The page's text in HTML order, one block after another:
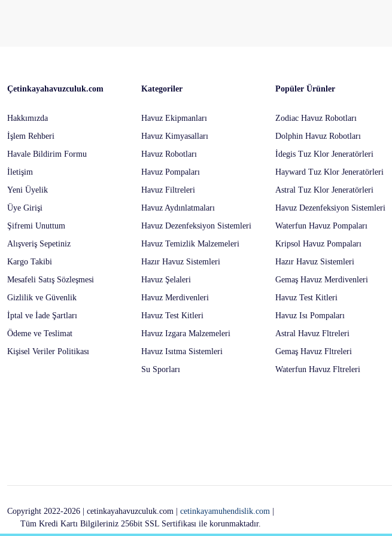
Çetinkayahavuzculuk.com
Hakkımızda
İşlem Rehberi
Havale Bildirim Formu
İletişim
Yeni Üyelik
Üye Girişi
Şifremi Unuttum
Alışveriş Sepetiniz
Kargo Takibi
Mesafeli Satış Sözleşmesi
Gizlilik ve Güvenlik
İptal ve İade Şartları
Ödeme ve Teslimat
Kişisel Veriler Politikası
Kategoriler
Havuz Ekipmanları
Havuz Kimyasalları
Havuz Robotları
Havuz Pompaları
Havuz Filtreleri
Havuz Aydınlatmaları
Havuz Dezenfeksiyon Sistemleri
Havuz Temizlik Malzemeleri
Hazır Havuz Sistemleri
Havuz Şelaleri
Havuz Merdivenleri
Havuz Test Kitleri
Havuz Izgara Malzemeleri
Havuz Isıtma Sistemleri
Su Sporları
Popüler Ürünler
Zodiac Havuz Robotları
Dolphin Havuz Robotları
İdegis Tuz Klor Jeneratörleri
Hayward Tuz Klor Jeneratörleri
Astral Tuz Klor Jeneratörleri
Havuz Dezenfeksiyon Sistemleri
Waterfun Havuz Pompaları
Kripsol Havuz Pompaları
Hazır Havuz Sistemleri
Gemaş Havuz Merdivenleri
Havuz Test Kitleri
Havuz Isı Pompaları
Astral Havuz Fltreleri
Gemaş Havuz Fltreleri
Waterfun Havuz Fltreleri
Copyright 2022-2026 | cetinkayahavuzculuk.com | cetinkayamuhendislik.com
Tüm Kredi Kartı Bilgileriniz 256bit SSL Sertifikası ile korunmaktadır.